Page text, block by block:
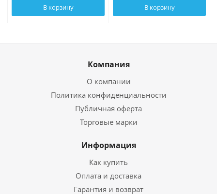
В корзину В корзину
Компания
О компании
Политика конфиденциальности
Публичная оферта
Торговые марки
Информация
Как купить
Оплата и доставка
Гарантия и возврат